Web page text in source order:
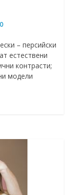
0
– персийски
естествени
контрасти;
модели